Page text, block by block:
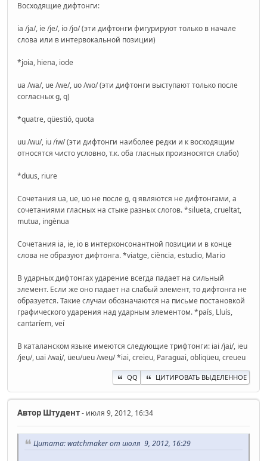
Восходящие дифтонги:
ia /ja/, ie /je/, io /jo/ (эти дифтонги фигурируют только в начале
слова или в интервокальной позиции)
*joia, hiena, iode
ua /wa/, ue /we/, uo /wo/ (эти дифтонги выступают только после
согласных g, q)
*quatre, qüestió, quota
uu /wu/, iu /iw/ (эти дифтонги наиболее редки и к восходящим
относятся чисто условно, т.к. оба гласных произносятся слабо)
*duus, riure
Сочетания ua, ue, uo не после g, q являются не дифтонгами, а
сочетаниями гласных на стыке разных слогов. *silueta, crueltat,
mutua, ingènua
Сочетания ia, ie, io в интерконсонантной позиции и в конце
слова не образуют дифтонга. *viatge, ciència, estudio, Mario
В ударных дифтонгах ударение всегда падает на сильный
элемент. Если же оно падает на слабый элемент, то дифтонга не
образуется. Такие случаи обозначаются на письме постановкой
графического ударения над ударным элементом. *país, Lluís,
cantaríem, veí
В каталанском языке имеются следующие трифтонги: iai /jai̯/, ieu
/jeu̯/, uai /wai̯/, üeu/ueu /weu̯/ *iai, creieu, Paraguai, obliqüeu, creueu
QQ ЦИТИРОВАТЬ ВЫДЕЛЕННОЕ
Автор Штудент- июля 9, 2012, 16:34
Цитата: watchmaker от июля 9, 2012, 16:29